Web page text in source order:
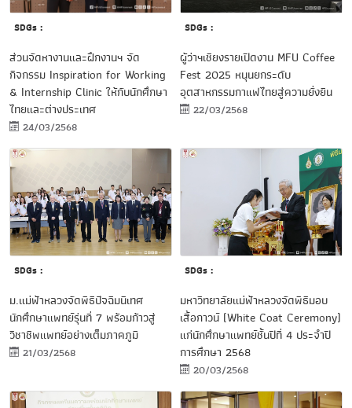
SDGs :
ส่วนจัดหางานและฝึกงานฯ จัด
กิจกรรม Inspiration for Working
& Internship Clinic ให้กับนักศึกษา
ไทยและต่างประเทศ
24/03/2568
SDGs :
ผู้ว่าฯเชียงรายเปิดงาน MFU Coffee
Fest 2025 หนุนยกระดับ
อุตสาหกรรมกาแฟไทยสู่ความยั่งยืน
22/03/2568
SDGs :
ม.แม่ฟ้าหลวงจัดพิธีปัจฉิมนิเทศ
นักศึกษาแพทย์รุ่นที่ 7 พร้อมก้าวสู่
วิชาชีพแพทย์อย่างเต็มภาคภูมิ
21/03/2568
SDGs :
มหาวิทยาลัยแม่ฟ้าหลวงจัดพิธีมอบ
เสื้อกาวน์ (White Coat Ceremony)
แก่นักศึกษาแพทย์ชั้นปีที่ 4 ประจำปี
การศึกษา 2568
20/03/2568